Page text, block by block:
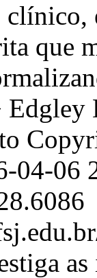
que
Edgley
04-06